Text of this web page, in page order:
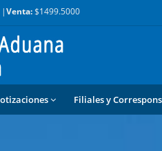
|Venta:$1499.5000
Filiales y